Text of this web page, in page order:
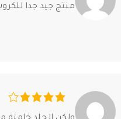
منتج جيد جدا